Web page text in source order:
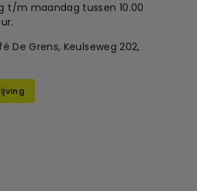
t/m maandag tussen 10.00
De Grens, Keulseweg 202,